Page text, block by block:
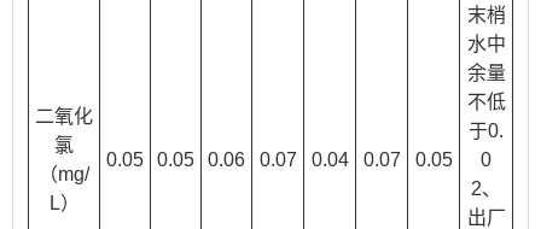
二氧化
氯
（mg/
L）
0.05 0.05 0.06 0.07 0.04 0.07 0.05
末梢
水中
余量
不低
于0.
0
2、
出厂